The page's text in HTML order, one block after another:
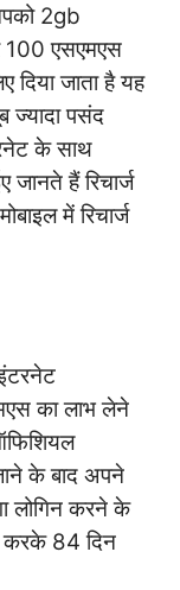
2gb
100 एसएमएस
दिया जाता है यह
ज्यादा पसंद
के साथ
हैं रिचार्ज
में रिचार्ज
का लाभ लेने
के बाद अपने
लोगिन करने के
करके 84 दिन